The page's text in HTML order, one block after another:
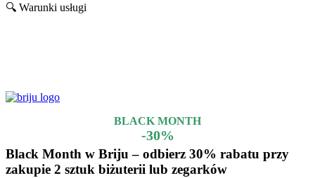
🔍 Warunki usługi
BLACK MONTH
-30%
Black Month w Briju – odbierz 30% rabatu przy
zakupie 2 sztuk biżuterii lub zegarków